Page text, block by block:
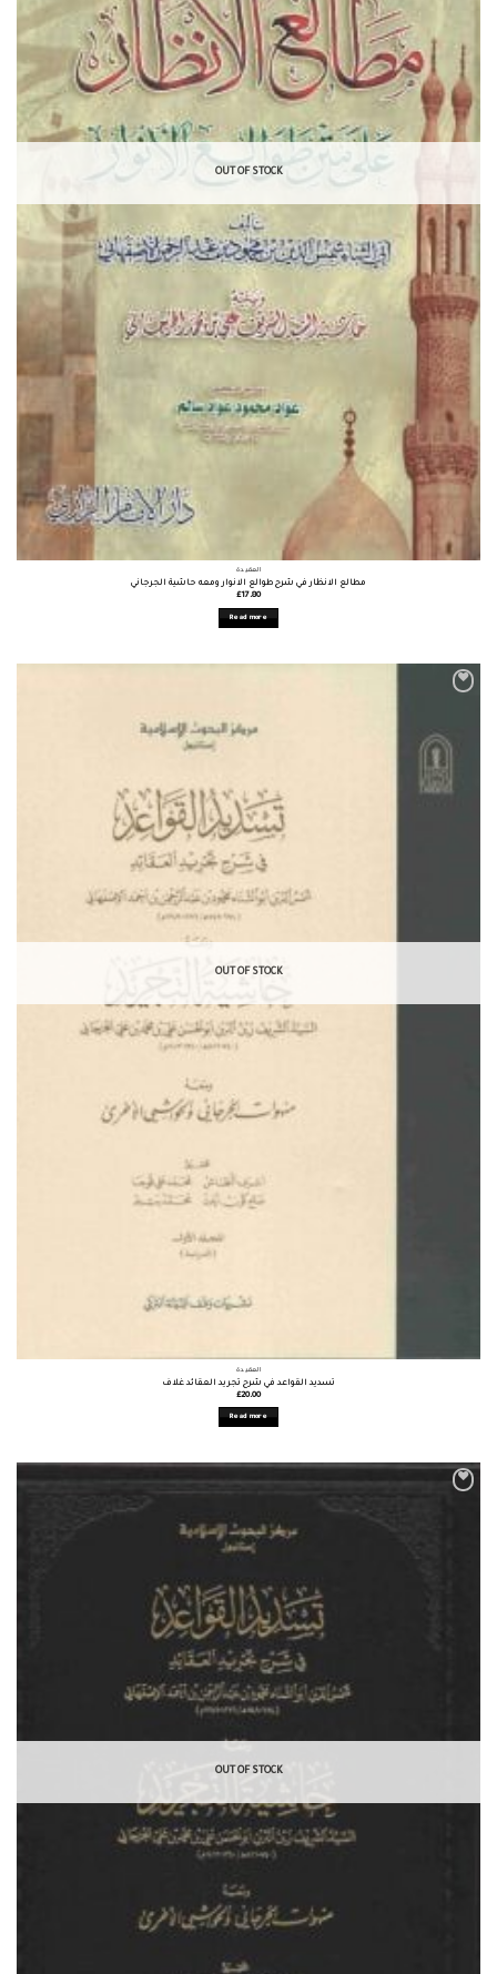
OUT OF STOCK
العقيدة
مطالع الانظار في شرح طوالع الانوار ومعه حاشية الجرجاني
£17.80
Read more
OUT OF STOCK
العقيدة
تسديد القواعد في شرح تجريد العقائد غلاف
£20.00
Read more
OUT OF STOCK